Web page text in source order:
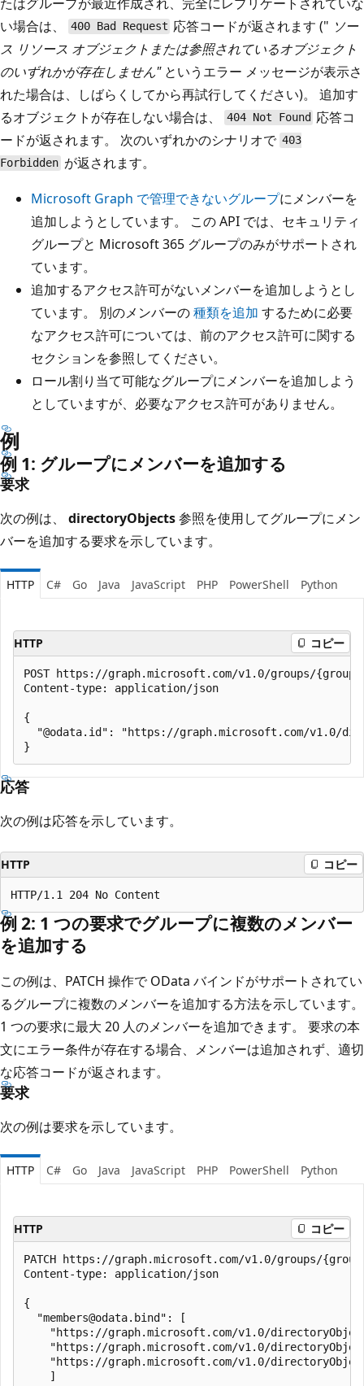
い場合は、
400 Bad Request 応答コードが返されます (" ソー
ス リソース オブジェクトまたは参照されているオブジェクト
のいずれかが存在しません"というエラー メッセージが表示さ
れた場合は、しばらくしてから再試行してください)。 追加す
るオブジェクトが存在しない場合は、
404 Not Found 応答コ
ードが返されます。 次のいずれかのシナリオで 403
Forbidden が返されます。
Microsoft Graph で管理できないグループにメンバーを
追加しようとしています。 この API では、セキュリティ
グループと Microsoft 365 グループのみがサポートされ
ています。
追加するアクセス許可がないメンバーを追加しようとし
ています。 別のメンバーの種類を追加 するために必要
なアクセス許可については、前のアクセス許可に関する
セクションを参照してください。
ロール割り当て可能なグループにメンバーを追加しよう
としていますが、必要なアクセス許可がありません。
例
例 1: グループにメンバーを追加する
要求
次の例は、 directoryObjects参照を使用してグループにメン
バーを追加する要求を示しています。
HTTP C# Go Java JavaScript PHP PowerShell Python
HTTP コピー
POST https://graph.microsoft.com/v1.0/groups/
Content-type: application/json
{
"@odata.id": "https://graph.microsoft.com/v1.0/
応答
次の例は応答を示しています。
HTTP コピー
例 2: 1 つの要求でグループに複数のメンバー
を追加する
この例は、PATCH 操作で OData バインドがサポートされてい
るグループに複数のメンバーを追加する方法を示しています。
1 つの要求に最大 20 人のメンバーを追加できます。 要求の本
文にエラー条件が存在する場合、メンバーは追加されず、適切
な応答コードが返されます。
要求
次の例は要求を示しています。
HTTP C# Go Java JavaScript PHP PowerShell Python
HTTP コピー
PATCH https://graph.microsoft.com/v1.0/groups/
Content-type: application/json
{
  "members@odata.bind": [
"https://graph.microsoft.com/v1.0/
"https://graph.microsoft.com/v1.0/
"https://graph.microsoft.com/v1.0/
    ]